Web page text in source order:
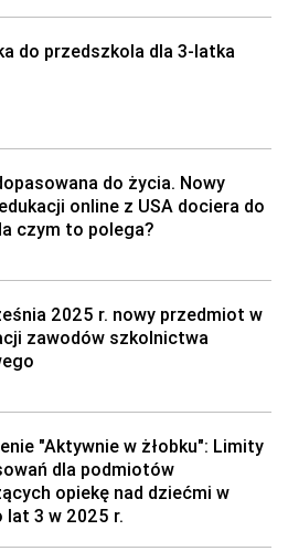
do przedszkola dla 3-latka
do życia. Nowy
online z USA dociera do
czym to polega?
2025 r. nowy przedmiot w
zawodów szkolnictwa
"Aktywnie w żłobku": Limity
dla podmiotów
opiekę nad dziećmi w
lat 3 w 2025 r.